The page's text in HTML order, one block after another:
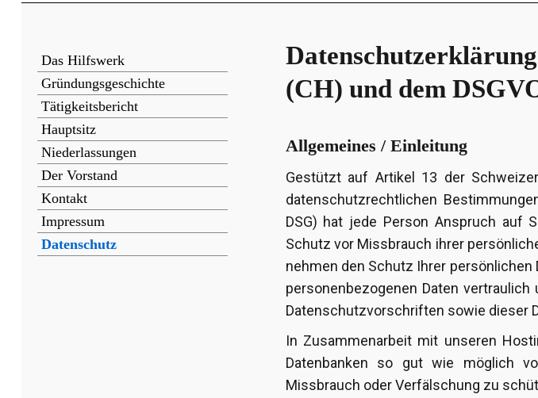
Das Hilfswerk
Gründungsgeschichte
Tätigkeitsbericht
Hauptsitz
Niederlassungen
Der Vorstand
Kontakt
Impressum
Datenschutz
Datenschutzerklärung
(CH) und dem
Allgemeines / Einleitung
Gestützt auf Artikel 13 der
datenschutzrechtlichen
DSG) hat jede Person Anspruch auf
Schutz vor Missbrauch ihrer
nehmen den Schutz Ihrer persönlichen
personenbezogenen Daten
Datenschutzvorschriften sowie dieser
In Zusammenarbeit mit unseren
Datenbanken so gut wie möglich
Missbrauch oder Verfälschung zu